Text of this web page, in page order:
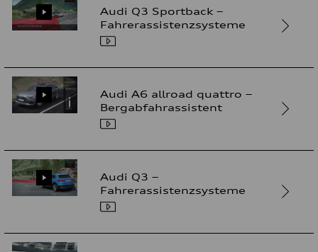
Audi Q3 Sportback –
Fahrerassistenzsysteme
Audi A6 allroad quattro –
Bergabfahrassistent
Audi Q3 –
Fahrerassistenzsysteme